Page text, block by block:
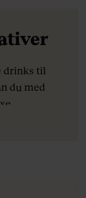
drinks til
du med
Tilbyd fx